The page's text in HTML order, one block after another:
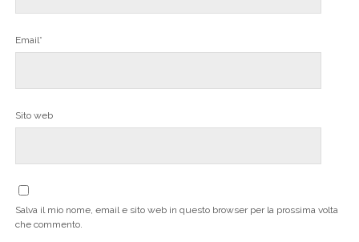
Email*
Sito web
Salva il mio nome, email e sito web in questo browser per la prossima volta
che commento.